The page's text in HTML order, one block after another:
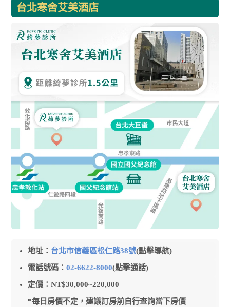
台北寒舍艾美酒店
地址： 台北市信義區松仁路38號(點擊導航)
電話號碼： 02-6622-8000(點擊通話)
定價：NT$30,000~220,000
*每日房價不定，建議訂房前自行查詢當下房價